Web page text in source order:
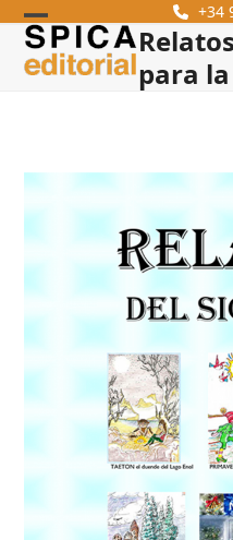
Skip
content
+34
Open
mobile
Close
mobile
para